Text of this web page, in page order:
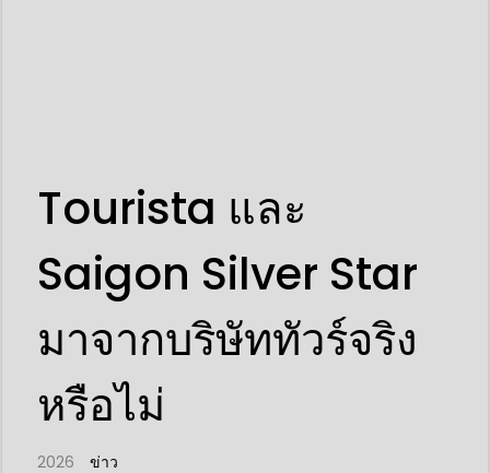
Tourista และ
Saigon Silver Star
มาจากบริษัททัวร์จริง
หรือไม่
2026 ข่าว